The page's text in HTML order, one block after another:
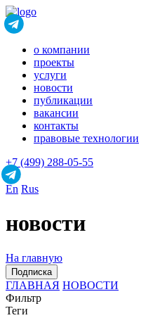
о компании
проекты
услуги
новости
публикации
вакансии
контакты
правовые технологии
+7 (499) 288-05-55
En Rus
новости
На главную
Подписка
ГЛАВНАЯ НОВОСТИ
Фильтр
Теги